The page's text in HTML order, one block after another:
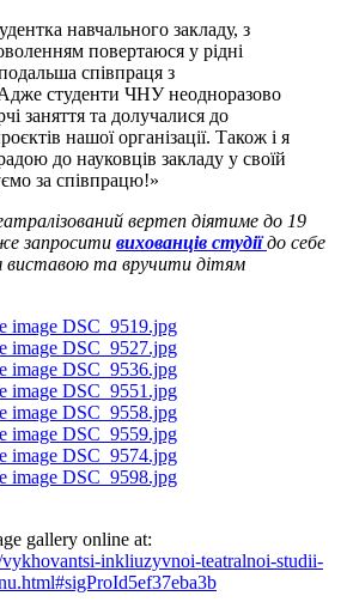
навчального закладу, з
повертаюся у рідні
співпраця з
студенти ЧНУ неодноразово
заняття та долучалися до
нашої організації. Також і я
до науковців закладу у своїй
за співпрацю!»
вертеп діятиме до 19
запросити вихованців студії до себе
виставою та вручити дітям
gallery online at:
vykhovantsi-inkliuzyvnoi-teatralnoi-studii-